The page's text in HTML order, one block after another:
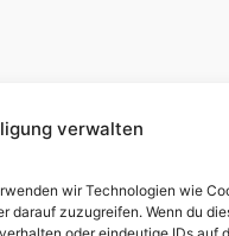
verwalten
wir Technologien wie
darauf zuzugreifen. Wenn du